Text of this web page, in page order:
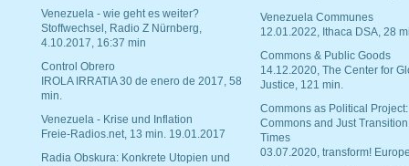
Venezuela - wie geht es weiter?
Stoffwechsel, Radio Z Nürnberg,
4.10.2017, 16:37 min
Control Obrero
IROLA IRRATIA 30 de enero de 2017, 58
min.
Venezuela - Krise und Inflation
Freie-Radios.net, 13 min. 19.01.2017
Radia Obskura: Konkrete Utopien und
Venezuela Communes
12.01.2022, Ithaca DSA, 28
Commons & Public Goods
14.12.2020, The Center for
Justice, 121 min.
Commons as Political Project:
Commons and Just
Times
03.07.2020, transform!